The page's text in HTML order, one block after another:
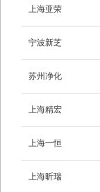
上海亚荣
宁波新芝
苏州净化
上海精宏
上海一恒
上海昕瑞